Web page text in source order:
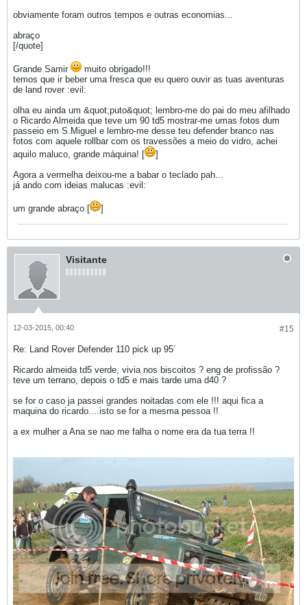
obviamente foram outros tempos e outras economias...
abraço
[/quote]
Grande Samir
muito obrigado!!!
temos que ir beber uma fresca que eu quero ouvir as tuas aventuras
de land rover :evil:
olha eu ainda um &quot;puto&quot; lembro-me do pai do meu afilhado
o Ricardo Almeida que teve um 90 td5 mostrar-me umas fotos dum
passeio em S.Miguel e lembro-me desse teu defender branco nas
fotos com aquele rollbar com os travessões a meio do vidro, achei
aquilo maluco, grande máquina! [
]
Agora a vermelha deixou-me a babar o teclado pah...
já ando com ideias malucas :evil:
um grande abraço [ ]
Visitante
#15
12-03-2015, 00:40
Re: Land Rover Defender 110 pick up 95´
Ricardo almeida td5 verde, vivia nos biscoitos ? eng de profissão ?
teve um terrano, depois o td5 e mais tarde uma d40 ?
se for o caso ja passei grandes noitadas com ele !!! aqui fica a
maquina do ricardo....isto se for a mesma pessoa !!
a ex mulher a Ana se nao me falha o nome era da tua terra !!